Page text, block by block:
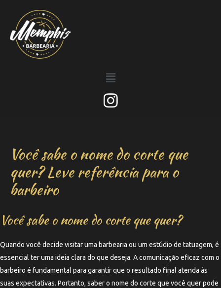
Você sabe o nome do corte que
quer? Leve referência para o
barbeiro
Você sabe o nome do corte que quer?
Quando você decide visitar uma barbearia ou um estúdio de tatuagem, é
essencial ter uma ideia clara do que deseja. A comunicação eficaz com o
barbeiro é fundamental para garantir que o resultado final atenda às
suas expectativas. Portanto, saber o nome do corte que você quer pode